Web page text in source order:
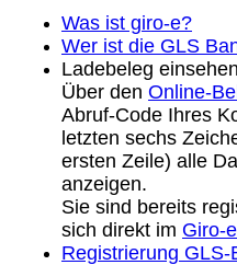
Was ist giro-e?
Wer ist die GLS
Ladebeleg
Über den Online-
Abruf-Code Ihres
letzten sechs
ersten Zeile) alle
anzeigen.
Sie sind bereits
sich direkt im Giro-
Registrierung GLS-